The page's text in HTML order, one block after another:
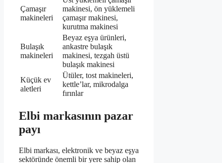
Çamaşır
makineleri
makinesi, ön yüklemeli
çamaşır makinesi,
kurutma makinesi
Bulaşık
makineleri
Beyaz eşya ürünleri,
ankastre bulaşık
makinesi, tezgah üstü
bulaşık makinesi
Küçük ev
aletleri
Ütüler, tost makineleri,
kettle’lar, mikrodalga
fırınlar
Elbi markasının pazar
payı
Elbi markası, elektronik ve beyaz eşya
sektöründe önemli bir yere sahip olan